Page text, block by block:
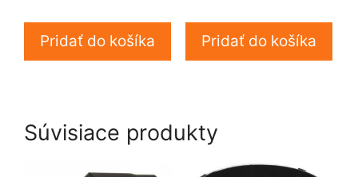
Pridať do košíka Pridať do košíka
Súvisiace produkty